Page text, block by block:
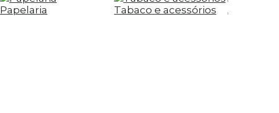
Papelaria Tabaco e acessórios Alimentar